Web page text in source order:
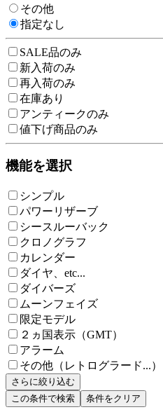
その他
指定なし
SALE品のみ
新入荷のみ
再入荷のみ
在庫あり
アンティークのみ
値下げ商品のみ
機能を選択
シンプル
パワーリザーブ
シースルーバック
クロノグラフ
カレンダー
ダイヤ、etc...
ダイバーズ
ムーンフェイズ
限定モデル
２ヵ国表示（GMT）
アラーム
その他（レトログラード...）
さらに絞り込む
この条件で検索
条件をクリア